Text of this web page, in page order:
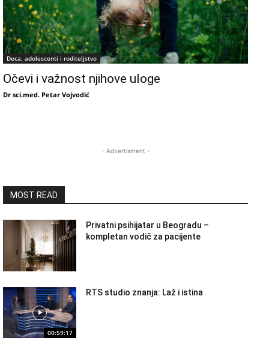
Deca, adolescenti i roditeljstvo
Očevi i važnost njihove uloge
Dr sci.med. Petar Vojvodić
- Advertisment -
MOST READ
Privatni psihijatar u Beogradu –
kompletan vodič za pacijente
00:59:17
RTS studio znanja: Laž i istina